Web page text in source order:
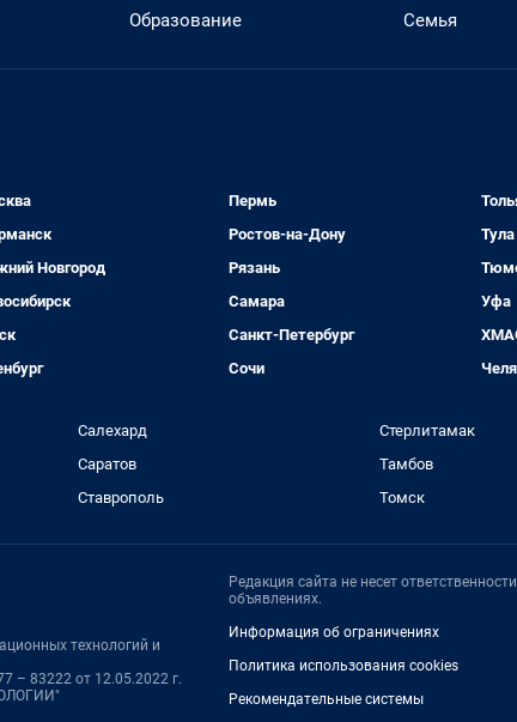
Образование
Семья
Новгород
Пермь
Ростов-на-Дону
Рязань
Самара
Санкт-Петербург
Сочи
Тула
Уфа
Салехард
Саратов
Ставрополь
Стерлитамак
Тамбов
Томск
технологий и
– 83222 от 12.05.2022 г.
Редакция сайта не несет
объявлениях.
Информация об ограничениях
Политика использования cookies
Рекомендательные системы